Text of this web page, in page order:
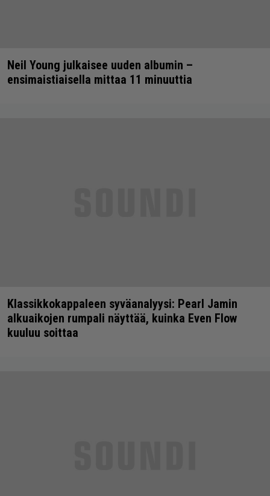
Neil Young julkaisee uuden albumin –
ensimaistiaisella mittaa 11 minuuttia
Klassikkokappaleen syväanalyysi: Pearl Jamin
alkuaikojen rumpali näyttää, kuinka Even Flow
kuuluu soittaa